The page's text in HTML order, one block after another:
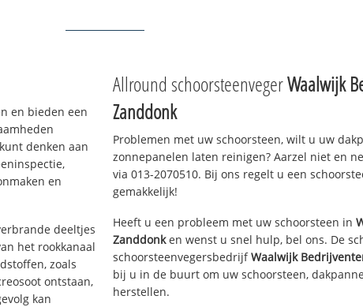
en bieden een
denken aan
en
deeltjes
het rookkanaal
zoals
ontstaan,
kan
Allround schoorsteenvegerWaalwijk
Zanddonk
Problemen met uw schoorsteen, wilt u uw
zonnepanelen laten reinigen? Aarzel niet en
via 013-2070510. Bij ons regelt u een
gemakkelijk!
Heeft u een probleem met uw schoorsteen in
Zanddonken wenst u snel hulp, bel ons. De
schoorsteenvegersbedrijfWaalwijk
bij u in de buurt om uw schoorsteen,
herstellen.